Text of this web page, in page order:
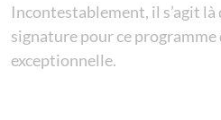
Incontestablement, il s’agit là
signature pour ce programme
exceptionnelle.